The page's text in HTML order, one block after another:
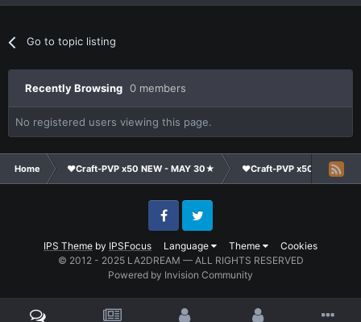
Go to topic listing
Recently Browsing 0 members
No registered users viewing this page.
Home ❤Craft-PVP x50 NEW - MAY 30★ ❤Craft-PVP x50★
IPS Theme by IPSFocus Language Theme Cookies
FacebookTwitter
© 2012 - 2025 LA2DREAM — ALL RIGHTS RESERVED
Powered by Invision Community